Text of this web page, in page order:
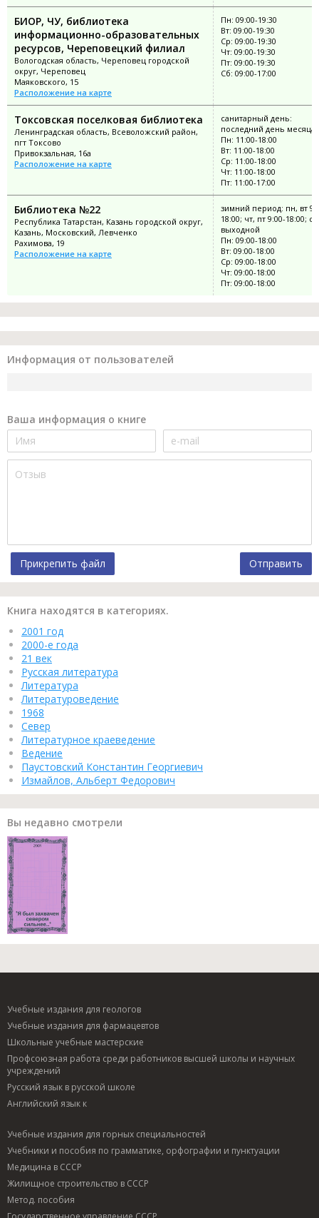
БИОР, ЧУ, библиотека
информационно-образовательных
ресурсов, Череповецкий филиал
Вологодская область, Череповец городской
округ, Череповец
Маяковского, 15
Расположение на карте
Пн: 09:00-19:30
Вт: 09:00-19:30
Ср: 09:00-19:30
Чт: 09:00-19:30
Пт: 09:00-19:30
Сб: 09:00-17:00
Токсовская поселковая библиотека
Ленинградская область, Всеволожский район,
пгт Токсово
Привокзальная, 16а
Расположение на карте
санитарный день:
последний день месяца
Пн: 11:00-18:00
Вт: 11:00-18:00
Ср: 11:00-18:00
Чт: 11:00-18:00
Пт: 11:00-17:00
Библиотека №22
Республика Татарстан, Казань городской округ,
Казань, Московский, Левченко
Рахимова, 19
Расположение на карте
зимний период: пн, вт
18:00; чт, пт 9:00-18:00; ср
выходной
Пн: 09:00-18:00
Вт: 09:00-18:00
Ср: 09:00-18:00
Чт: 09:00-18:00
Пт: 09:00-18:00
Информация от пользователей
Ваша информация о книге
Прикрепить файл Отправить
Книга находятся в категориях.
2001 год
2000-е года
21 век
Русская литература
Литература
Литературоведение
1968
Север
Литературное краеведение
Ведение
Паустовский Константин Георгиевич
Измайлов, Альберт Федорович
Вы недавно смотрели
Учебные издания для геологов
Учебные издания для фармацевтов
Школьные учебные мастерские
Профсоюзная работа среди работников высшей школы и научных
учреждений
Русский язык в русской школе
Английский язык к
Учебные издания для горных специальностей
Учебники и пособия по грамматике, орфографии и пунктуации
Медицина в СССР
Жилищное строительство в СССР
Метод. пособия